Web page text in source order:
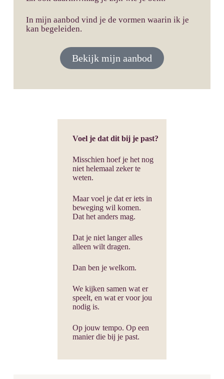
In mijn aanbod vind je de vormen waarin ik je
kan begeleiden.
Bekijk mijn aanbod
Voel je dat dit bij je past?
Misschien hoef je het nog
niet helemaal zeker te
weten.
Maar voel je dat er iets in
beweging wil komen.
Dat het anders mag.
Dat je niet langer alles
alleen wilt dragen.
Dan ben je welkom.
We kijken samen wat er
speelt, en wat er voor jou
nodig is.
Op jouw tempo. Op een
manier die bij je past.